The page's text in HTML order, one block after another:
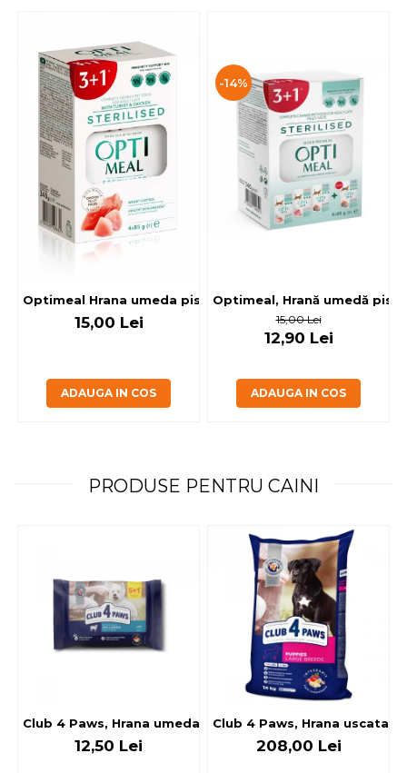
Optimeal Hrana umeda pisici
15,00 Lei
ADAUGA IN COS
-14%
Optimeal, Hrană umedă
15,00 Lei
12,90 Lei
ADAUGA IN COS
PRODUSE PENTRU CAINI
Club 4 Paws, Hrana umeda caini - cu miel, set 5+1, 6x80 g
12,50 Lei
Club 4 Paws, Hrana uscata
208,00 Lei